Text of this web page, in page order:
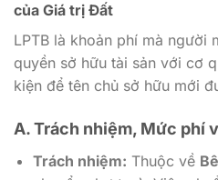
của Giá trị Đất
LPTB là khoản phí mà người
quyền sở hữu tài sản với cơ
kiện để tên chủ sở hữu mới
A. Trách nhiệm, Mức phí
Trách nhiệm: Thuộc về